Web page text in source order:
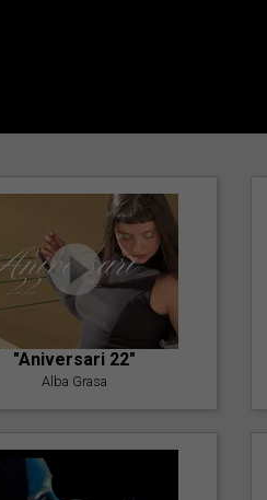
"Aniversari 22"
Alba Grasa